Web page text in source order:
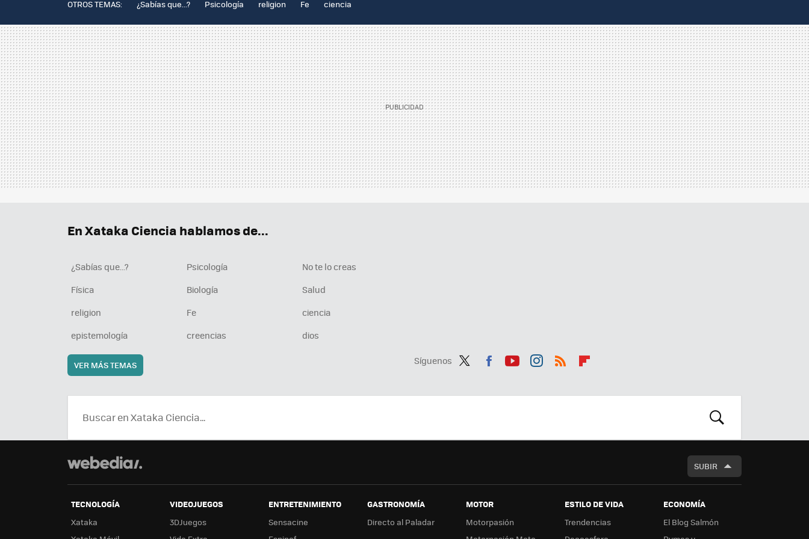
OTROS TEMAS: ¿Sabías que...? Psicología religion Fe ciencia
Síguenos
ter
ebo tub agr
boa
En Xataka Ciencia hablamos de...
¿Sabías que...? Psicología
No te lo creas
Física
Biología
Salud
religion
Fe
ciencia
epistemología
creencias dios
VER MÁS TEMAS
BUSCAR
SUBIR
TECNOLOGÍA
Xataka
VIDEOJUEGOS
3DJuegos
ENTRETENIMIENTO
Sensacine
GASTRONOMÍA
Directo al Paladar
MOTOR
Motorpasión
ESTILO DE VIDA
Trendencias
ECONOMÍA
El Blog Salmón